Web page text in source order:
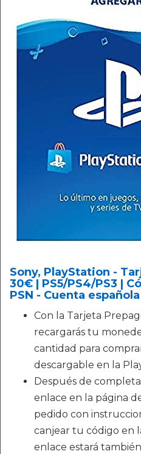
Sony, PlayStation -
30€ | PS5/PS4/PS3 |
PSN - Cuenta española
Con la Tarjeta
recargarás tu
cantidad para
descargable en la
Después de
enlace en la página
pedido con
canjear tu código en
enlace estará